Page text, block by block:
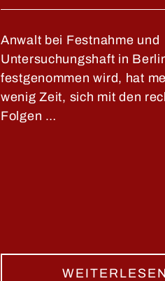
Anwalt bei Festnahme und
Untersuchungshaft in
festgenommen wird, hat
wenig Zeit, sich mit den
Folgen …
WEITERLESEN